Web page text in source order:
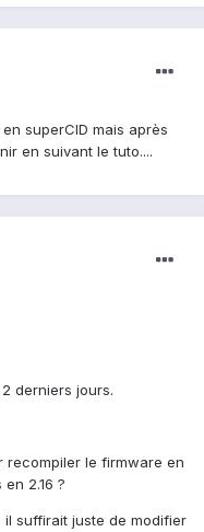
superCID mais après
en suivant le tuto....
derniers jours.
recompiler le firmware en
2.16 ?
suffirait juste de modifier